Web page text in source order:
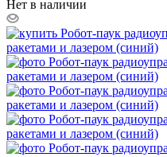
Нет в наличии